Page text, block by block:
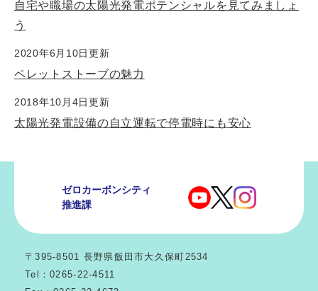
自宅や職場の太陽光発電ポテンシャルを見てみましょ
う
2020年6月10日更新
ペレットストーブの魅力
2018年10月4日更新
太陽光発電設備の自立運転で停電時にも安心
ゼロカーボンシティ
推進課
〒395-8501 長野県飯田市大久保町2534
Tel：0265-22-4511